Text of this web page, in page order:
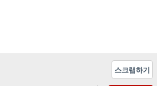
스크랩하기